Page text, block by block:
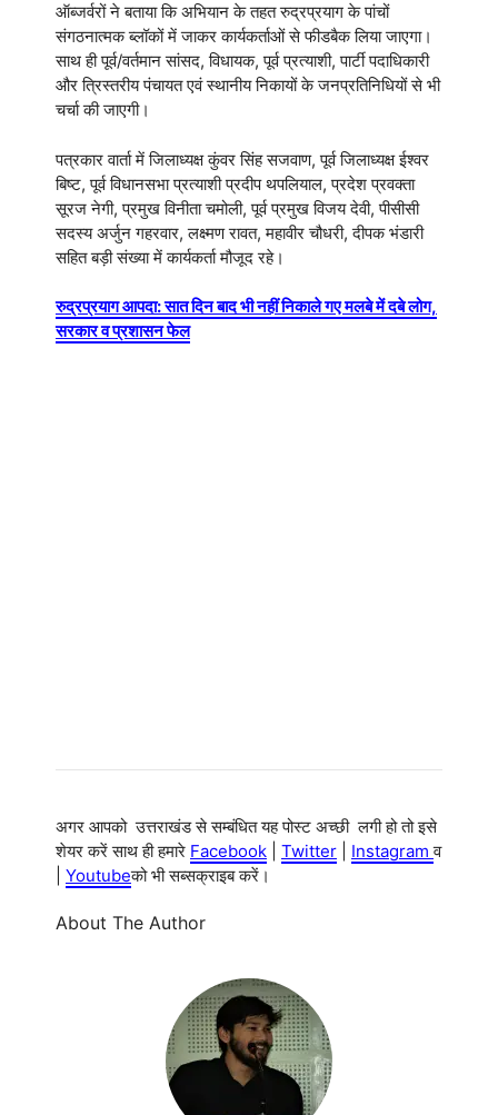
ऑब्जर्वरों ने बताया कि अभियान के तहत रुद्रप्रयाग के पांचों
संगठनात्मक ब्लॉकों में जाकर कार्यकर्ताओं से फीडबैक लिया जाएगा।
साथ ही पूर्व/वर्तमान सांसद, विधायक, पूर्व प्रत्याशी, पार्टी पदाधिकारी
और त्रिस्तरीय पंचायत एवं स्थानीय निकायों के जनप्रतिनिधियों से भी
चर्चा की जाएगी।
पत्रकार वार्ता में जिलाध्यक्ष कुंवर सिंह सजवाण, पूर्व जिलाध्यक्ष ईश्वर
बिष्ट, पूर्व विधानसभा प्रत्याशी प्रदीप थपलियाल, प्रदेश प्रवक्ता
सूरज नेगी, प्रमुख विनीता चमोली, पूर्व प्रमुख विजय देवी, पीसीसी
सदस्य अर्जुन गहरवार, लक्ष्मण रावत, महावीर चौधरी, दीपक भंडारी
सहित बड़ी संख्या में कार्यकर्ता मौजूद रहे।
रुद्रप्रयाग आपदा: सात दिन बाद भी नहीं निकाले गए मलबे में दबे लोग,
सरकार व प्रशासन फेल
अगर आपको उत्तराखंड से सम्बंधित यह पोस्ट अच्छी लगी हो तो इसे
शेयर करें साथ ही हमारे Facebook Twitter Instagramव
Youtubeको भी सब्सक्राइब करें।
About The Author